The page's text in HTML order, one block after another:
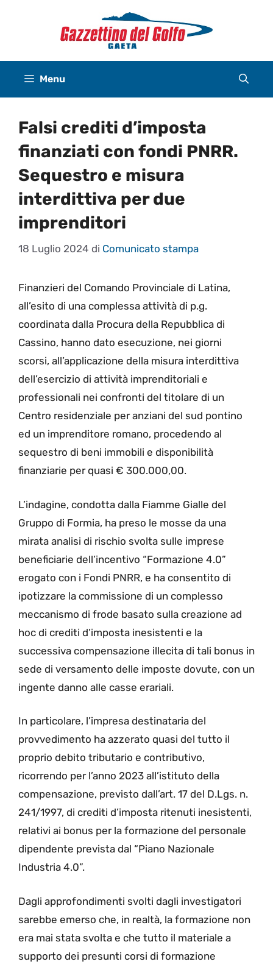
Menu
Falsi crediti d’imposta
finanziati con fondi PNRR.
Sequestro e misura
interdittiva per due
imprenditori
18 Luglio 2024 di Comunicato stampa
Finanzieri del Comando Provinciale di Latina,
all’esito di una complessa attività di p.g.
coordinata dalla Procura della Repubblica di
Cassino, hanno dato esecuzione, nei giorni
scorsi, all’applicazione della misura interdittiva
dell’esercizio di attività imprenditoriali e
professionali nei confronti del titolare di un
Centro residenziale per anziani del sud pontino
ed un imprenditore romano, procedendo al
sequestro di beni immobili e disponibilità
finanziarie per quasi € 300.000,00.
L’indagine, condotta dalla Fiamme Gialle del
Gruppo di Formia, ha preso le mosse da una
mirata analisi di rischio svolta sulle imprese
beneficiarie dell’incentivo “Formazione 4.0”
erogato con i Fondi PNRR, e ha consentito di
ipotizzare la commissione di un complesso
meccanismo di frode basato sulla creazione ad
hoc di crediti d’imposta inesistenti e la
successiva compensazione illecita di tali bonus in
sede di versamento delle imposte dovute, con un
ingente danno alle casse erariali.
In particolare, l’impresa destinataria del
provvedimento ha azzerato quasi del tutto il
proprio debito tributario e contributivo,
ricorrendo per l’anno 2023 all’istituto della
compensazione, previsto dall’art. 17 del D.Lgs. n.
241/1997, di crediti d’imposta ritenuti inesistenti,
relativi ai bonus per la formazione del personale
dipendente prevista dal “Piano Nazionale
Industria 4.0”.
Dagli approfondimenti svolti dagli investigatori
sarebbe emerso che, in realtà, la formazione non
era mai stata svolta e che tutto il materiale a
supporto dei presunti corsi di formazione